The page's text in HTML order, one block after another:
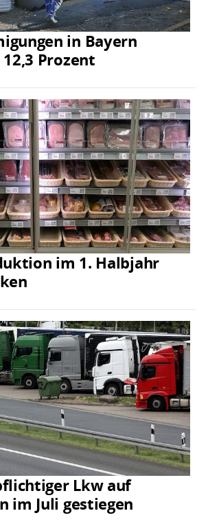
in Bayern
Prozent
im 1. Halbjahr
Lkw auf
im Juli gestiegen